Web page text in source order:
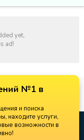
yet,
ad!
№1 в
и поиска
находите услуги,
возможности в